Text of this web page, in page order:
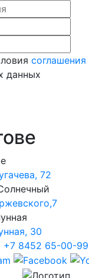
соглашения
данных
72
30
+7 8452 65-00-99